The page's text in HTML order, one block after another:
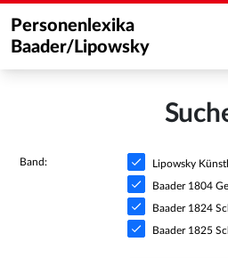
Personenlexika
Baader/Lipowsky
Band: Lipowsky
Baader 1804
Baader 1824
Baader 1825